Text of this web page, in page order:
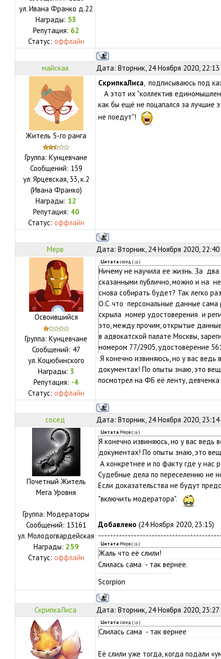
ул. Ивана Франко д.22
Награды: 53
Репутация: 62
Статус: оффлайн
майская Дата: Вторник, 24 Ноября 2020,
Житель 5-го ранга
Группа: Кунцевчане
Сообщений: 159
ул. Ярцевская, 33, к.2
(Ивана Франко)
Награды: 12
Репутация: 40
Статус: оффлайн
СкрипкаЛиса, подписываюсь под
А этот их "коллектив
как бы ещё не поцапался за лучшие
не поедут"!
Мерв Дата: Вторник, 24 Ноября 2020,
Освоившийся
Группа: Кунцевчане
Сообщений: 47
ул. Коцюбинского
Награды: 3
Репутация: -4
Статус: оффлайн
Цитата сосед ( )
Ничему не научила ее жизнь. За два
сказанными публично, можно и на
снова собирать будет? Так легко
О.С. что персональные данные сама
скрыла номер удостоверения и
это, между прочим, открытые
в адвокатской палате Москвы,
номером 77/2905, удостоверение
Я конечно извиняюсь, но у вас
документах! По опыты знаю, это
посмотрел на ФБ её ленту,
сосед Дата: Вторник, 24 Ноября 2020,
Почетный Житель
Мега Уровня
Группа: Модераторы
Сообщений: 13161
ул. Молодогвардейская
Награды: 259
Статус: оффлайн
Цитата Мерв( )
Я конечно извиняюсь, но у вас
документах! По опыты знаю, это
А конкретнее и по факту где у нас
Судебные дела по переселению не
Если доказательства не будут
"включить модератора".
Добавлено (24 Ноября 2020, 23:15)
Цитата Мерв( )
Жаль что её слили!
Слилась сама - так вернее.
Scorpion
СкрипкаЛиса Дата: Вторник, 24 Ноября 2020,
Цитата сосед ( )
Слилась сама - так вернее
Её слили уже тогда, когда подали